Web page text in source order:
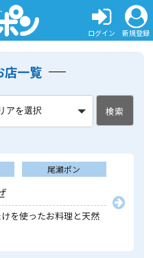
ログイン 新規登録
店一覧
検索
尾瀬ポン
を使ったお料理と天然